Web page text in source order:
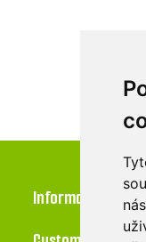
Information